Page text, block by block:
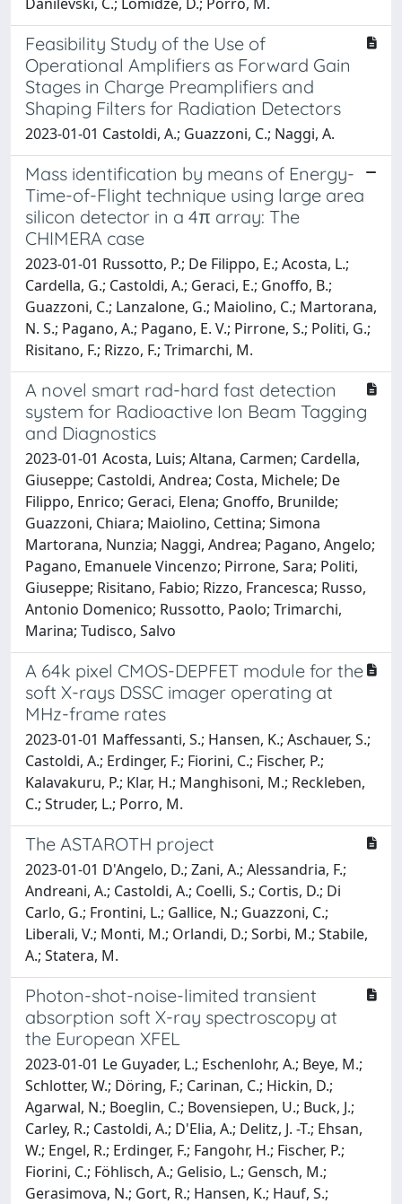
Feasibility Study of the Use of
Operational Amplifiers as Forward Gain
Stages in Charge Preamplifiers and
Shaping Filters for Radiation Detectors
2023-01-01 Castoldi, A.; Guazzoni, C.; Naggi, A.
Mass identification by means of Energy-
Time-of-Flight technique using large area
silicon detector in a 4π array: The
CHIMERA case
2023-01-01 Russotto, P.; De Filippo, E.; Acosta, L.;
Cardella, G.; Castoldi, A.; Geraci, E.; Gnoffo, B.;
Guazzoni, C.; Lanzalone, G.; Maiolino, C.; Martorana,
N. S.; Pagano, A.; Pagano, E. V.; Pirrone, S.; Politi, G.;
Risitano, F.; Rizzo, F.; Trimarchi, M.
A novel smart rad-hard fast detection
system for Radioactive Ion Beam Tagging
and Diagnostics
2023-01-01 Acosta, Luis; Altana, Carmen; Cardella,
Giuseppe; Castoldi, Andrea; Costa, Michele; De
Filippo, Enrico; Geraci, Elena; Gnoffo, Brunilde;
Guazzoni, Chiara; Maiolino, Cettina; Simona
Martorana, Nunzia; Naggi, Andrea; Pagano, Angelo;
Pagano, Emanuele Vincenzo; Pirrone, Sara; Politi,
Giuseppe; Risitano, Fabio; Rizzo, Francesca; Russo,
Antonio Domenico; Russotto, Paolo; Trimarchi,
Marina; Tudisco, Salvo
A 64k pixel CMOS-DEPFET module for the
soft X-rays DSSC imager operating at
MHz-frame rates
2023-01-01 Maffessanti, S.; Hansen, K.; Aschauer, S.;
Castoldi, A.; Erdinger, F.; Fiorini, C.; Fischer, P.;
Kalavakuru, P.; Klar, H.; Manghisoni, M.; Reckleben,
C.; Struder, L.; Porro, M.
The ASTAROTH project
2023-01-01 D'Angelo, D.; Zani, A.; Alessandria, F.;
Andreani, A.; Castoldi, A.; Coelli, S.; Cortis, D.; Di
Carlo, G.; Frontini, L.; Gallice, N.; Guazzoni, C.;
Liberali, V.; Monti, M.; Orlandi, D.; Sorbi, M.; Stabile,
A.; Statera, M.
Photon-shot-noise-limited transient
absorption soft X-ray spectroscopy at
the European XFEL
2023-01-01 Le Guyader, L.; Eschenlohr, A.; Beye, M.;
Schlotter, W.; Döring, F.; Carinan, C.; Hickin, D.;
Agarwal, N.; Boeglin, C.; Bovensiepen, U.; Buck, J.;
Carley, R.; Castoldi, A.; D'Elia, A.; Delitz, J. -T.; Ehsan,
W.; Engel, R.; Erdinger, F.; Fangohr, H.; Fischer, P.;
Fiorini, C.; Föhlisch, A.; Gelisio, L.; Gensch, M.;
Gerasimova, N.; Gort, R.; Hansen, K.; Hauf, S.;